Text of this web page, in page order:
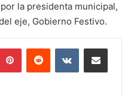
la presidenta municipal,
eje, Gobierno Festivo.
PinterestReddit VKontakteCompartir por